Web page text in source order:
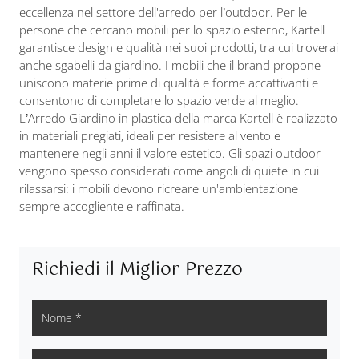
eccellenza nel settore dell'arredo per l’outdoor. Per le
persone che cercano mobili per lo spazio esterno, Kartell
garantisce design e qualità nei suoi prodotti, tra cui troverai
anche sgabelli da giardino. I mobili che il brand propone
uniscono materie prime di qualità e forme accattivanti e
consentono di completare lo spazio verde al meglio.
L’Arredo Giardino in plastica della marca Kartell è realizzato
in materiali pregiati, ideali per resistere al vento e
mantenere negli anni il valore estetico. Gli spazi outdoor
vengono spesso considerati come angoli di quiete in cui
rilassarsi: i mobili devono ricreare un'ambientazione
sempre accogliente e raffinata.
Richiedi il Miglior Prezzo